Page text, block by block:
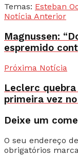
Temas: Esteban
Notícia Anterior
Magnussen:
espremido
Próxima Notícia
Leclerc
primeira vez
Deixe um
O seu endereço
obrigatórios